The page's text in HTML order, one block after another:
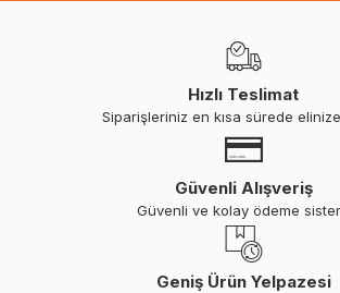
Hızlı Teslimat
Siparişleriniz en kısa sürede elinize
Güvenli Alışveriş
Güvenli ve kolay ödeme
Geniş Ürün Yelpazesi